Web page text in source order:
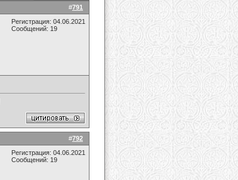
#791
Регистрация: 04.06.2021
Сообщений: 19
#792
Регистрация: 04.06.2021
Сообщений: 19